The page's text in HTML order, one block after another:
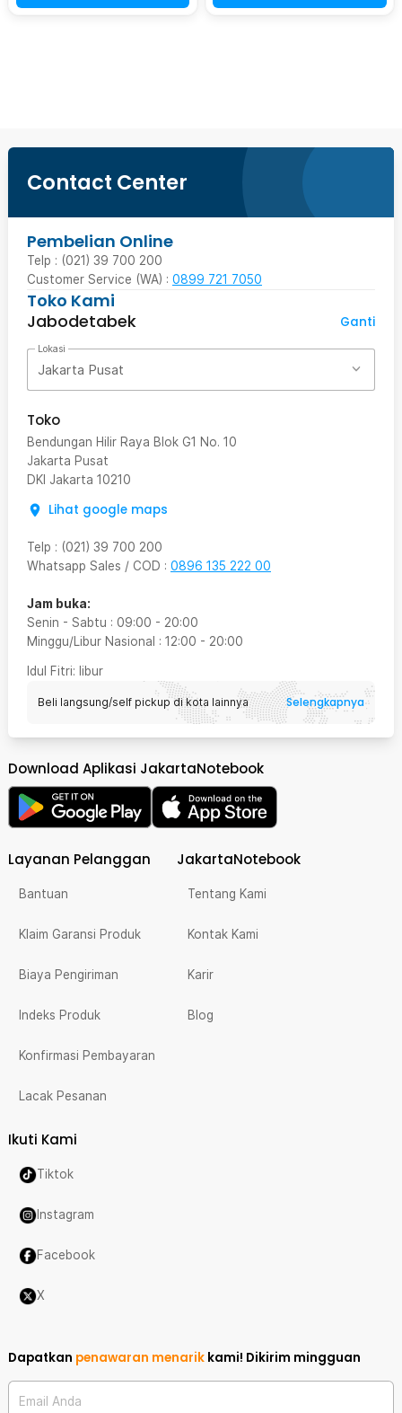
Contact Center
Pembelian Online
Telp : (021) 39 700 200
Customer Service (WA) : 0899 721 7050
Toko Kami
Jabodetabek
Ganti
Lokasi
Jakarta Pusat
Toko
Bendungan Hilir Raya Blok G1 No. 10
Jakarta Pusat
DKI Jakarta 10210
Lihat google maps
Telp : (021) 39 700 200
Whatsapp Sales / COD : 0896 135 222 00
Jam buka:
Senin - Sabtu : 09:00 - 20:00
Minggu/Libur Nasional : 12:00 - 20:00
Idul Fitri: libur
Beli langsung/self pickup di kota lainnya Selengkapnya
Download Aplikasi JakartaNotebook
Layanan Pelanggan
Bantuan
Klaim Garansi Produk
Biaya Pengiriman
Indeks Produk
Konfirmasi Pembayaran
Lacak Pesanan
JakartaNotebook
Tentang Kami
Kontak Kami
Karir
Blog
Ikuti Kami
Tiktok
Instagram
Facebook
X
Dapatkan penawaran menarik kami! Dikirim mingguan
Email Anda